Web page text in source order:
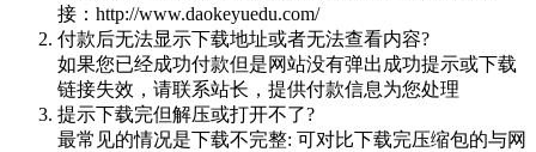
接：http://www.daokeyuedu.com/
付款后无法显示下载地址或者无法查看内容?
如果您已经成功付款但是网站没有弹出成功提示或下载
链接失效，请联系站长，提供付款信息为您处理
提示下载完但解压或打开不了?
最常见的情况是下载不完整: 可对比下载完压缩包的与网